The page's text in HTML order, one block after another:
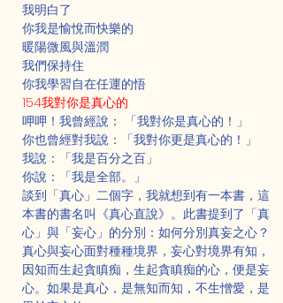
我明白了
你我是愉悅而快樂的
暖陽微風與溫潤
我們保持住
你我學習自在任運的悟
154我對你是真心的
呷呷！我曾經說： 「我對你是真心的！」
你也曾經對我說：「我對你更是真心的！」
我說：「我是百分之百」
你說：「我是全部。」
談到「真心」二個字，我就想到有一本書，這
本書的書名叫《真心直說》。此書提到了「真
心」與「妄心」的分別：如何分別真妄之心？
真心與妄心面對種種境界，妄心對境界有知，
因知而生起貪瞋痴，生起貪瞋痴的心，便是妄
心。如果是真心，是無知而知，不生憎愛，是